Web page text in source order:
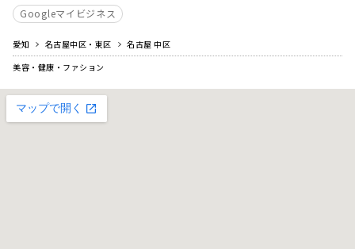
Googleマイビジネス
愛知 名古屋中区・東区
名古屋 中区
美容・健康・ファション